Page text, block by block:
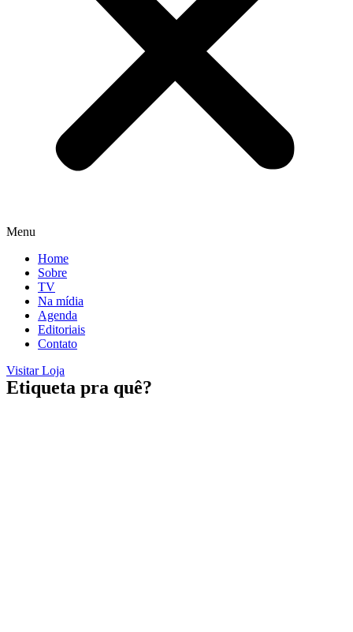
Menu
Home
Sobre
TV
Na mídia
Agenda
Editoriais
Contato
Visitar Loja
Etiqueta pra quê?